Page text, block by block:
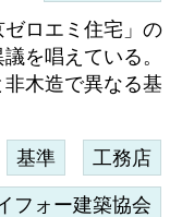
ロエミ住宅」の
を唱えている。
木造で異なる基
基準 工務店
フォー建築協会